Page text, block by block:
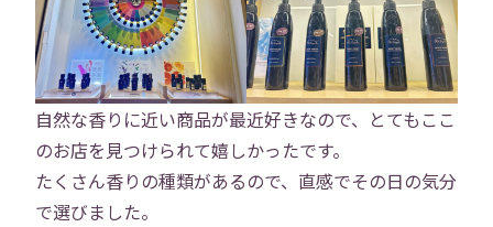
トップ
自然な香りに近い商品が最近好きなので、とてもここ
のお店を見つけられて嬉しかったです。
たくさん香りの種類があるので、直感でその日の気分
で選びました。